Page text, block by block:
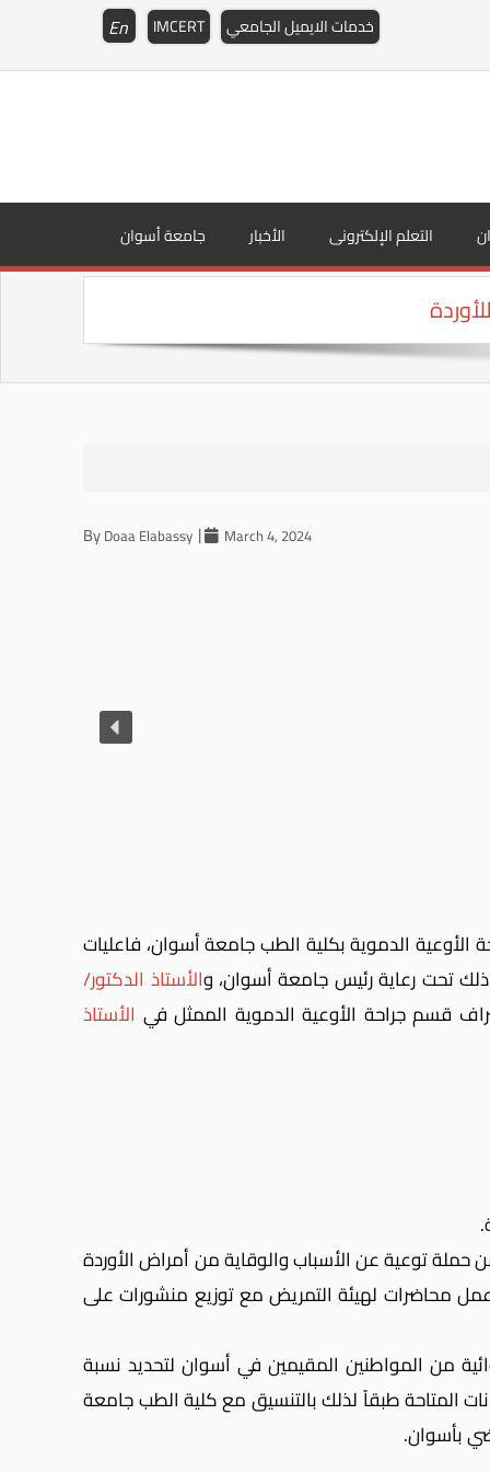
En خدمات الايميل الجامعي IMCERT
جامعة أسوان الأخبار التعلم الإلكترونى
ByDoaa Elabassy March 4, 2024
الدموية بكلية الطب جامعة أسوان، فاعليات
ذلك تحت رعاية رئيس جامعة أسوان، والأستاذ الدكتور/
قسم جراحة الأوعية الدموية الممثل في الأستاذ
حملة توعية عن الأسباب والوقاية من أمراض الأوردة
محاضرات لهيئة التمريض مع توزيع منشورات على
من المواطنين المقيمين في أسوان لتحديد نسبة
المتاحة طبقاً لذلك بالتنسيق مع كلية الطب جامعة
بأسوان.